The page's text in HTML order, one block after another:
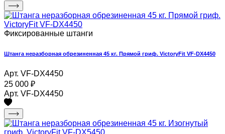
Фиксированные штанги
Штанга неразборная обрезиненная 45 кг. Прямой гриф. VictoryFit VF-DX4450
Арт. VF-DX4450
25 000 ₽
Арт. VF-DX4450